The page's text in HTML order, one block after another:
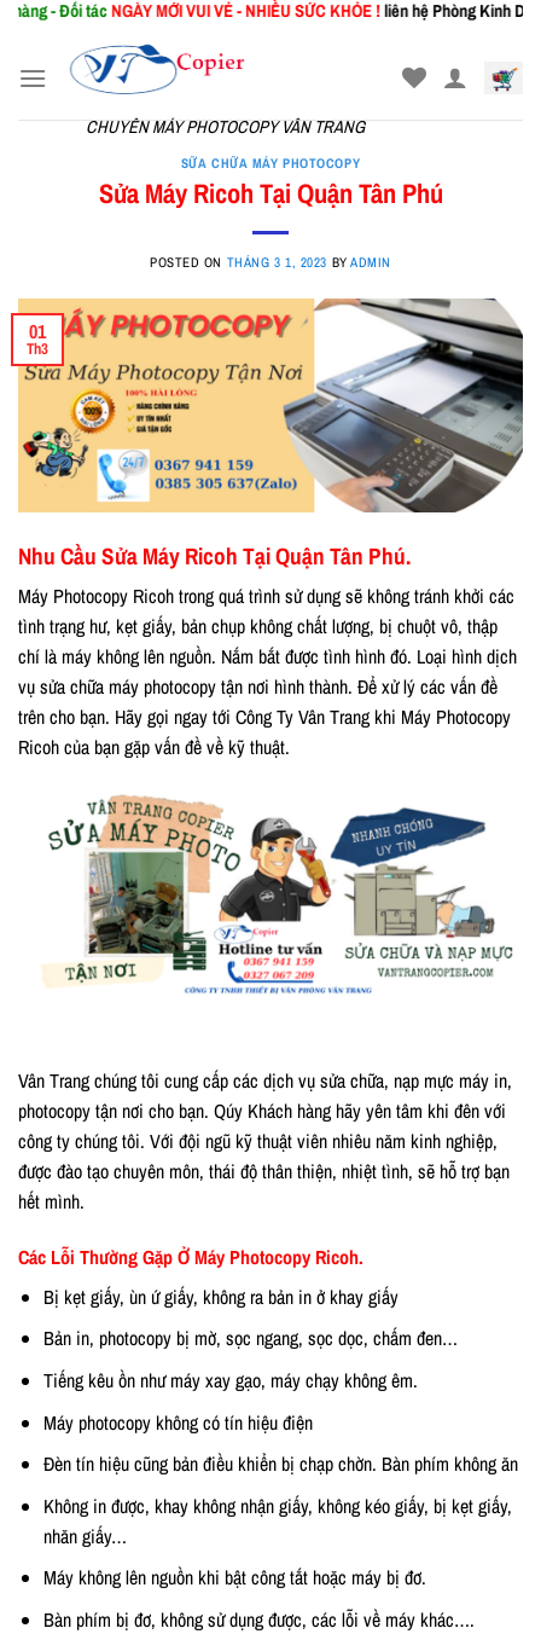
Skip
content
tácNGÀY MỚIVUI VẺ - NHIỀU SỨC KHỎE !liên hệ Phòng Kinh Doanh:
CHUYÊN MÁY PHOTOCOPY VÂN TRANG
SỮA CHỮA MÁY PHOTOCOPY
Sửa Máy Ricoh Tại Quận Tân Phú
POSTED ON THÁNG 3 1, 2023 BYADMIN
01
Th3
Nhu Cầu Sửa Máy Ricoh Tại Quận Tân Phú.
Máy Photocopy Ricoh trong quá trình sử dụng sẽ không tránh khởi các
tình trạng hư, kẹt giấy, bản chụp không chất lượng, bị chuột vô, thập
chí là máy không lên nguồn. Nắm bắt được tình hình đó. Loại hình dịch
vụ sửa chữa máy photocopy tận nơi hình thành. Để xử lý các vấn đề
trên cho bạn. Hãy gọi ngay tới Công Ty Vân Trang khi Máy Photocopy
Ricoh của bạn gặp vấn đề về kỹ thuật.
Vân Trang chúng tôi cung cấp các dịch vụ sửa chữa, nạp mực máy in,
photocopy tận nơi cho bạn. Qúy Khách hàng hãy yên tâm khi đên với
công ty chúng tôi. Với đội ngũ kỹ thuật viên nhiêu năm kinh nghiệp,
được đào tạo chuyên môn, thái độ thân thiện, nhiệt tình, sẽ hỗ trợ bạn
hết mình.
Các Lỗi Thường Gặp Ở Máy Photocopy Ricoh.
Bị kẹt giấy, ùn ứ giấy, không ra bản in ở khay giấy
Bản in, photocopy bị mờ, sọc ngang, sọc dọc, chấm đen…
Tiếng kêu ồn như máy xay gạo, máy chạy không êm.
Máy photocopy không có tín hiệu điện
Đèn tín hiệu cũng bản điều khiển bị chạp chờn. Bàn phím không ăn
Không in được, khay không nhận giấy, không kéo giấy, bị kẹt giấy,
nhăn giấy…
Máy không lên nguồn khi bật công tắt hoặc máy bị đơ.
Bàn phím bị đơ, không sử dụng được, các lỗi về máy khác….